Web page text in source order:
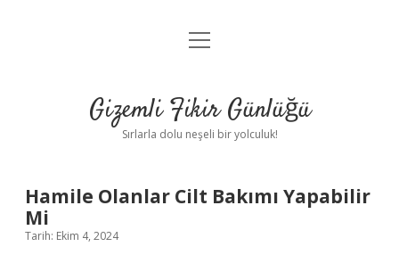
Anasayfa
Yasal Uyarı
menüyü
Gizemli Fikir Günlüğü
Sırlarla dolu neşeli bir yolculuk!
Hamile Olanlar Cilt Bakımı Yapabilir
Mi
Tarih: Ekim 4, 2024